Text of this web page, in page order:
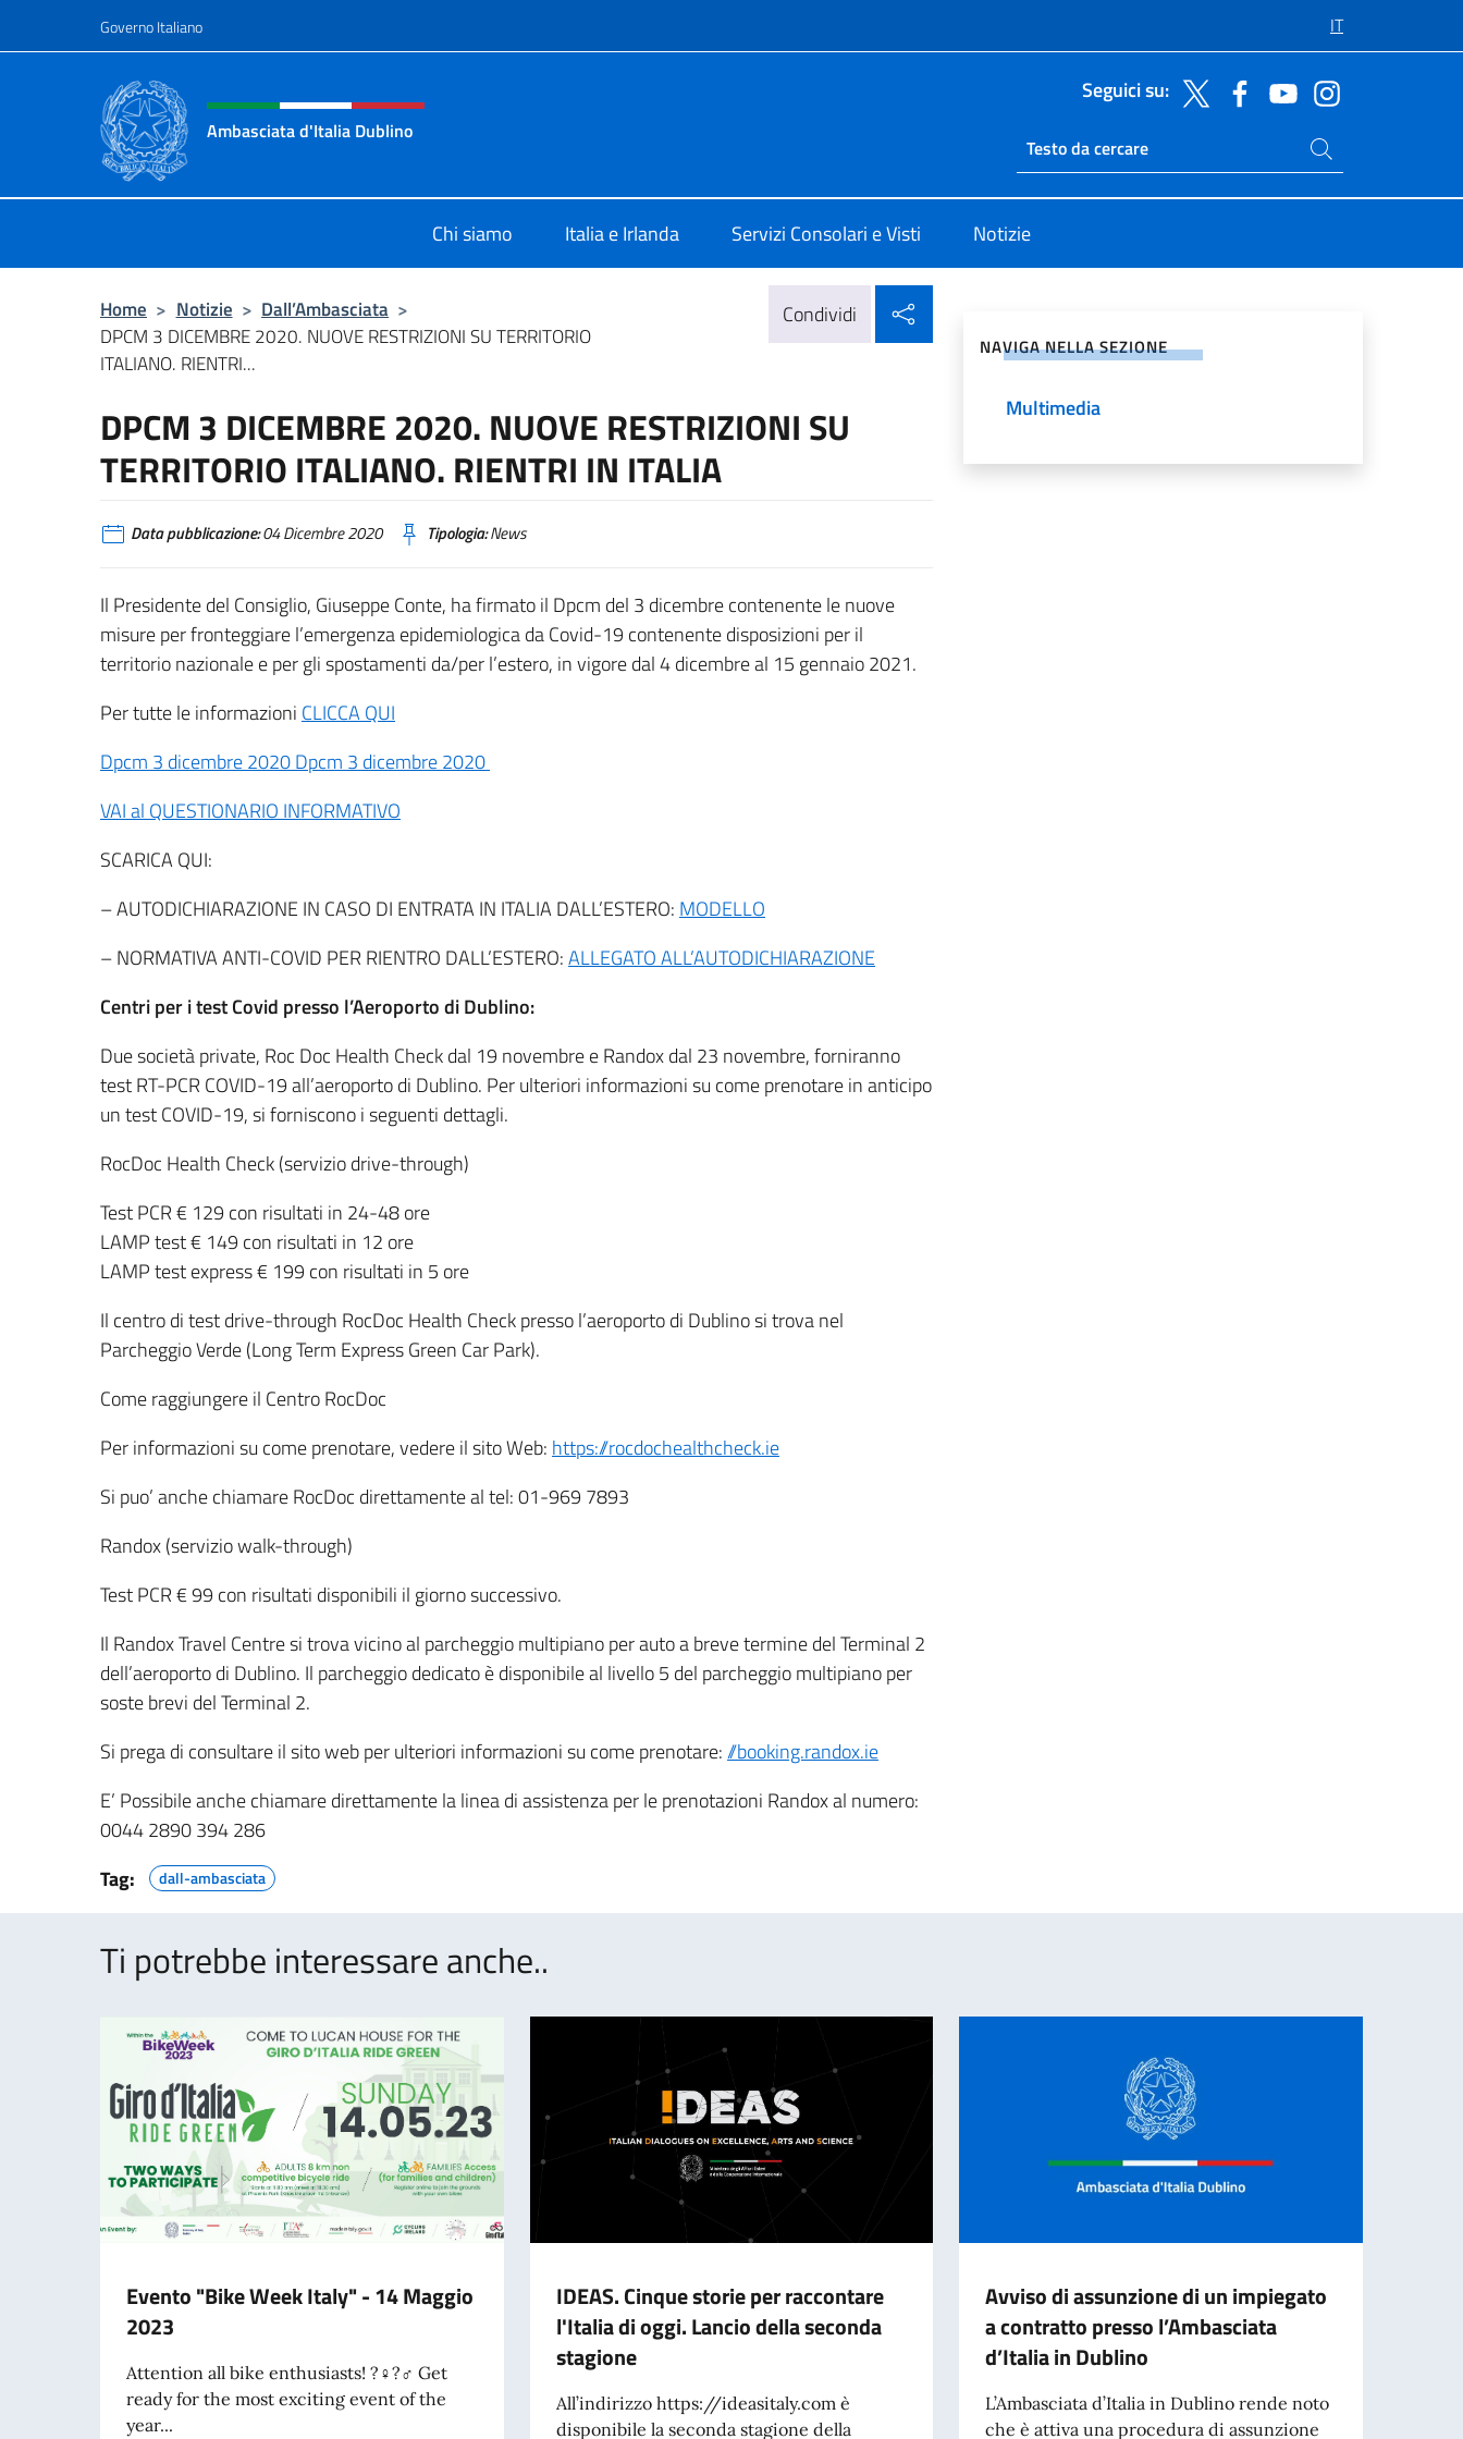
Governo Italiano IT
Intestazione sito, social e menù
Ambasciata d'Italia Dublino
Seguici su:
Ricerca sito live
Cerca nel sito
Chi siamo Italia e Irlanda Servizi Consolari e Visti Notizie
Home > Notizie > Dall’Ambasciata >
DPCM 3 DICEMBRE 2020. NUOVE RESTRIZIONI SU TERRITORIO
ITALIANO. RIENTRI...
Condividi
DPCM 3 DICEMBRE 2020. NUOVE RESTRIZIONI SU
TERRITORIO ITALIANO. RIENTRI IN ITALIA
Data pubblicazione:04 Dicembre 2020 Tipologia:News
Il Presidente del Consiglio, Giuseppe Conte, ha firmato il Dpcm del 3 dicembre contenente le nuove
misure per fronteggiare l’emergenza epidemiologica da Covid-19 contenente disposizioni per il
territorio nazionale e per gli spostamenti da/per l’estero, in vigore dal 4 dicembre al 15 gennaio 2021.
Per tutte le informazioni CLICCA QUI
Dpcm 3 dicembre 2020 Dpcm 3 dicembre 2020
VAI al QUESTIONARIO INFORMATIVO
SCARICA QUI:
– AUTODICHIARAZIONE IN CASO DI ENTRATA IN ITALIA DALL’ESTERO: MODELLO
– NORMATIVA ANTI-COVID PER RIENTRO DALL’ESTERO:ALLEGATO ALL’AUTODICHIARAZIONE
Centri per i test Covid presso l’Aeroporto di Dublino:
Due società private, Roc Doc Health Check dal 19 novembre e Randox dal 23 novembre, forniranno
test RT-PCR COVID-19 all’aeroporto di Dublino. Per ulteriori informazioni su come prenotare in anticipo
un test COVID-19, si forniscono i seguenti dettagli.
RocDoc Health Check (servizio drive-through)
Test PCR € 129 con risultati in 24-48 ore
LAMP test € 149 con risultati in 12 ore
LAMP test express € 199 con risultati in 5 ore
Il centro di test drive-through RocDoc Health Check presso l’aeroporto di Dublino si trova nel
Parcheggio Verde (Long Term Express Green Car Park).
Come raggiungere il Centro RocDoc
Per informazioni su come prenotare, vedere il sito Web: https://rocdochealthcheck.ie
Si puo’ anche chiamare RocDoc direttamente al tel: 01-969 7893
Randox (servizio walk-through)
Test PCR € 99 con risultati disponibili il giorno successivo.
Il Randox Travel Centre si trova vicino al parcheggio multipiano per auto a breve termine del Terminal 2
dell’aeroporto di Dublino. Il parcheggio dedicato è disponibile al livello 5 del parcheggio multipiano per
soste brevi del Terminal 2.
Si prega di consultare il sito web per ulteriori informazioni su come prenotare://booking.randox.ie
E’ Possibile anche chiamare direttamente la linea di assistenza per le prenotazioni Randox al numero:
0044 2890 394 286
Tag:
dall-ambasciata
NAVIGA NELLA SEZIONE
Multimedia
Ti potrebbe interessare anche..
Evento "Bike Week Italy" - 14 Maggio
2023
Attention all bike enthusiasts! ?‍♀️?‍♂️ Get
ready for the most exciting event of the
year...
IDEAS. Cinque storie per raccontare
l'Italia di oggi. Lancio della seconda
stagione
All’indirizzo https://ideasitaly.com è
disponibile la seconda stagione della
Avviso di assunzione di un impiegato
a contratto presso l’Ambasciata
d’Italia in Dublino
L’Ambasciata d’Italia in Dublino rende noto
che è attiva una procedura di assunzione